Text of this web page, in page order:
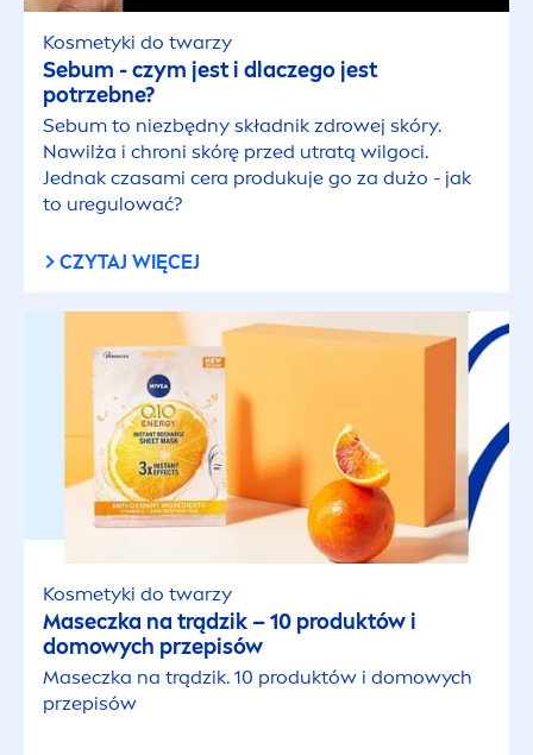
Żele pod prysznic męskie
TEMATYKA TREŚCI
Artykuł
Tutorial
RODZAJ CERY
Bardzo sucha skóra
Przetłuszczająca się skóra głowy
Skóra dojrzała
Skóra dziecka
Kosmetyki do twarzy
Sebum - czym jest i dlaczego jest
potrzebne?
Sebum to niezbędny składnik zdrowej skóry.
Nawilża i chroni skórę przed utratą wilgoci.
Jednak czasami cera produkuje go za dużo - jak
to uregulować?
CZYTAJ WIĘCEJ
Kosmetyki do twarzy
Maseczka na trądzik – 10 produktów i
domowych przepisów
Maseczka na trądzik. 10 produktów i domowych
przepisów